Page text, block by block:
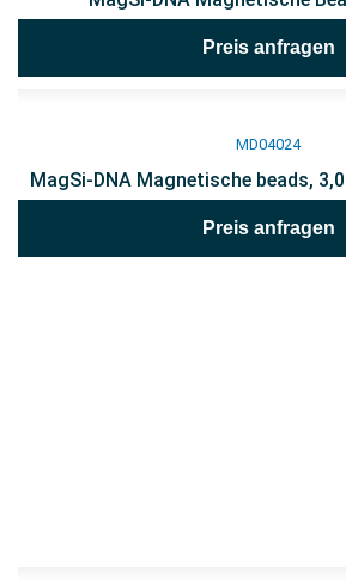
Preis anfragen
MD04024
MagSi-DNA Magnetische beads,
Preis anfragen